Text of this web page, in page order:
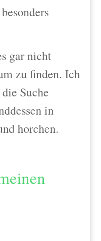
gar nicht
zu finden. Ich
Suche
in
horchen.